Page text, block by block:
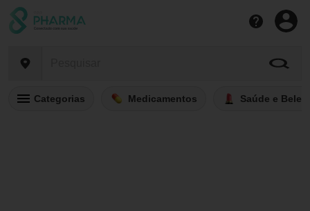
Categorias Medicamentos Saúde e